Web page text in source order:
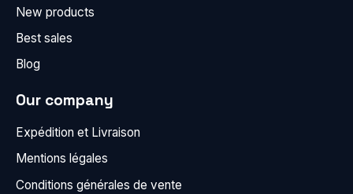
New products
Best sales
Blog
Our company
Expédition et Livraison
Mentions légales
Conditions générales de vente